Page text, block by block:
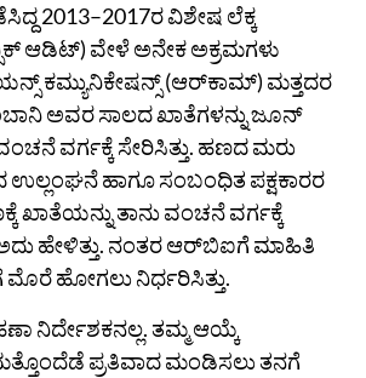
2013–2017ರ ವಿಶೇಷ ಲೆಕ್ಕ
ಆಡಿಟ್‌) ವೇಳೆ ಅನೇಕ ಅಕ್ರಮಗಳು
ಕಮ್ಯುನಿಕೇಷನ್ಸ್ (ಆರ್‌ಕಾಮ್‌) ಮತ್ತದರ
ಅವರ ಸಾಲದ ಖಾತೆಗಳನ್ನು ಜೂನ್
ವರ್ಗಕ್ಕೆ ಸೇರಿಸಿತ್ತು. ಹಣದ ಮರು
ಉಲ್ಲಂಘನೆ ಹಾಗೂ ಸಂಬಂಧಿತ ಪಕ್ಷಕಾರರ
ಖಾತೆಯನ್ನು ತಾನು ವಂಚನೆ ವರ್ಗಕ್ಕೆ
ಅದು ಹೇಳಿತ್ತು. ನಂತರ ಆರ್‌ಬಿಐಗೆ ಮಾಹಿತಿ
ಮೊರೆ ಹೋಗಲು ನಿರ್ಧರಿಸಿತ್ತು.
ನಿರ್ದೇಶಕನಲ್ಲ. ತಮ್ಮ ಆಯ್ಕೆ
ಮತ್ತೊಂದೆಡೆ ಪ್ರತಿವಾದ ಮಂಡಿಸಲು ತನಗೆ